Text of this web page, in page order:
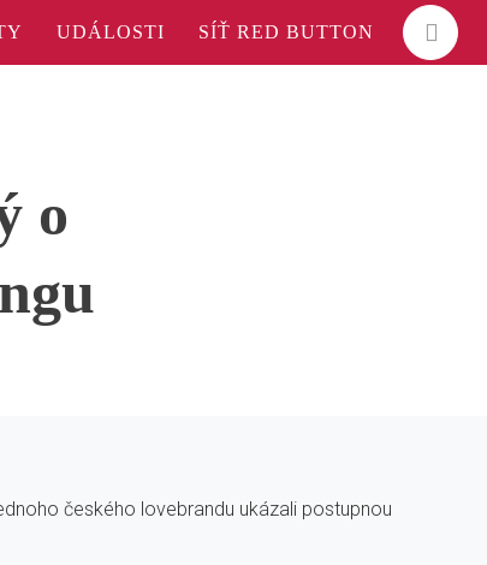
UDÁLOSTI SÍŤ RED BUTTON
o
českého lovebrandu ukázali postupnou